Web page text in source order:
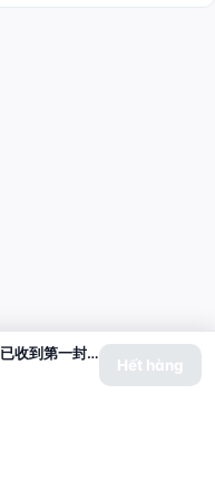
Instagram — 手动注册至 inbox.lv 邮箱，已收到第一封邮件，已添加头像
Hết hàng